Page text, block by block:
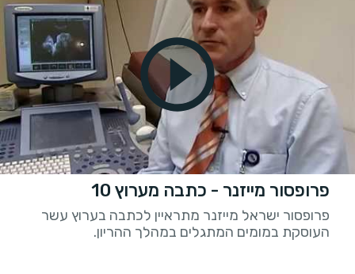
פרופסור מייזנר - כתבה מערוץ 10
פרופסור ישראל מייזנר מתראיין לכתבה בערוץ עשר
העוסקת במומים המתגלים במהלך ההריון.